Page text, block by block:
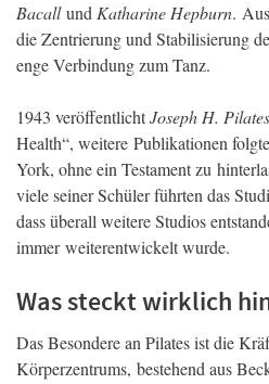
Bacallund Katharine Hepburn.
die Zentrierung und Stabilisierung
enge Verbindung zum Tanz.
1943 veröffentlichtJoseph H. Pilates
Health“, weitere Publikationen
York, ohne ein Testament zu
viele seiner Schüler führten das
dass überall weitere Studios
immer weiterentwickelt wurde.
Was steckt wirklich
Das Besondere an Pilates ist die
Körperzentrums, bestehend aus